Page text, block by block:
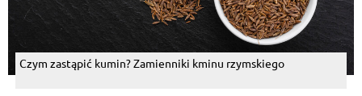
Czym zastąpić kumin? Zamienniki kminu rzymskiego